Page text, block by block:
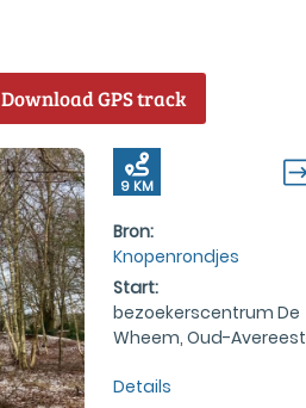
Download GPS track
9 KM
Bron:
Knopenrondjes
Start:
bezoekerscentrum De
Wheem, Oud-Avereest
Details